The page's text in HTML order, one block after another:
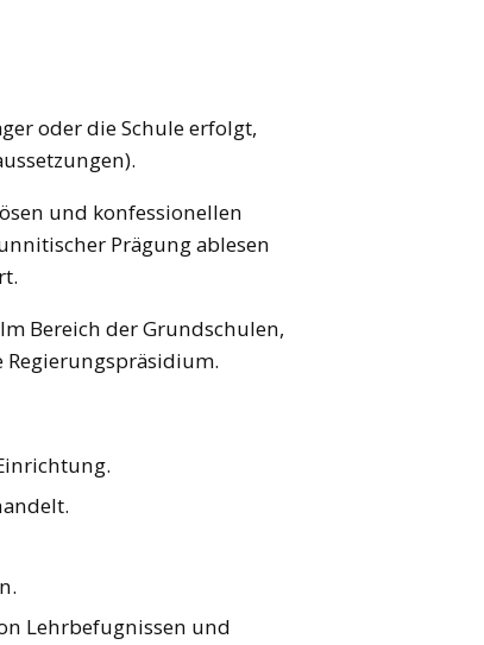
oder die Schule erfolgt,
und konfessionellen
Prägung ablesen
Bereich der Grundschulen,
Regierungspräsidium.
Lehrbefugnissen und